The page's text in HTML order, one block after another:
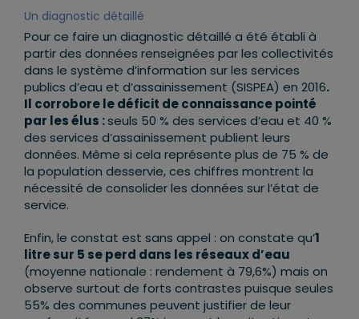
Un diagnostic détaillé
Pour ce faire un diagnostic détaillé a été établi à
partir des données renseignées par les collectivités
dans le système d’information sur les services
publics d’eau et d’assainissement (SISPEA) en 2016.
Il corrobore le déficit de connaissance pointé
par les élus :seuls 50 % des services d’eau et 40 %
des services d’assainissement publient leurs
données. Même si cela représente plus de 75 % de
la population desservie, ces chiffres montrent la
nécessité de consolider les données sur l’état de
service.
Enfin, le constat est sans appel : on constate qu’1
litre sur 5 se perd dans les réseaux d’eau
(moyenne nationale : rendement à 79,6%) mais on
observe surtout de forts contrastes puisque seules
55% des communes peuvent justifier de leur